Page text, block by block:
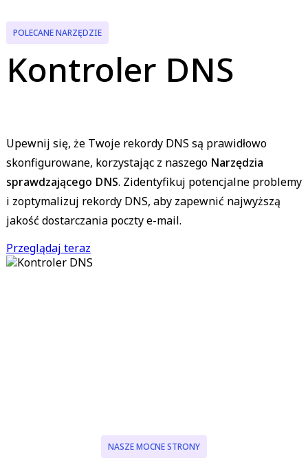
POLECANE NARZĘDZIE
Kontroler DNS
Upewnij się, że Twoje rekordy DNS są prawidłowo
skonfigurowane, korzystając z naszego Narzędzia
sprawdzającego DNS. Zidentyfikuj potencjalne problemy
i zoptymalizuj rekordy DNS, aby zapewnić najwyższą
jakość dostarczania poczty e-mail.
Przeglądaj teraz
NASZE MOCNE STRONY